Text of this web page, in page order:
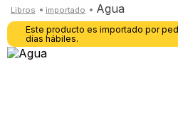
agua
Este producto es importado por
días hábiles.